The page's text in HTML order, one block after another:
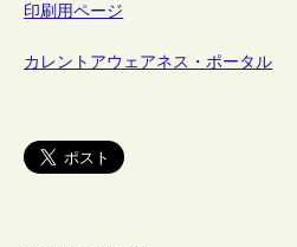
印刷用ページ
カレントアウェアネス・ポータル